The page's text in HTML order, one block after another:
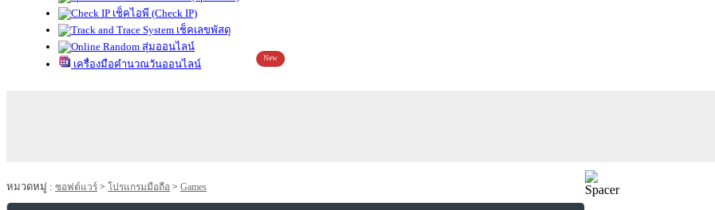
เช็คไอพี (Check IP)
เช็คเลขพัสดุ
สุ่มออนไลน์
เครื่องมือคำนวณวันออนไลน์
New
หมวดหมู่ : ซอฟต์แวร์ > โปรแกรมมือถือ > Games